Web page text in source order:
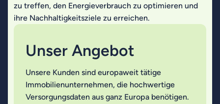
zu treffen, den Energieverbrauch zu optimieren und
ihre Nachhaltigkeitsziele zu erreichen.
Unser Angebot
Unsere Kunden sind europaweit tätige
Immobilienunternehmen, die hochwertige
Versorgungsdaten aus ganz Europa benötigen.